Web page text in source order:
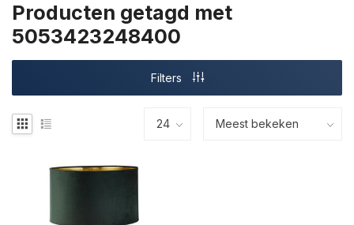
Producten getagd met
5053423248400
Filters